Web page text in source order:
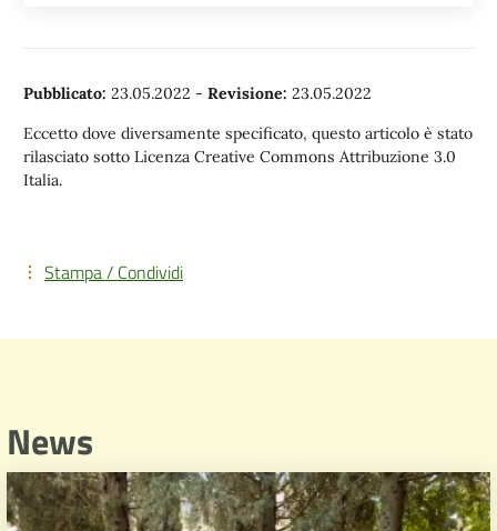
Pubblicato: 23.05.2022 - Revisione: 23.05.2022
Eccetto dove diversamente specificato, questo articolo è stato
rilasciato sotto Licenza Creative Commons Attribuzione 3.0
Italia.
Stampa / Condividi
News